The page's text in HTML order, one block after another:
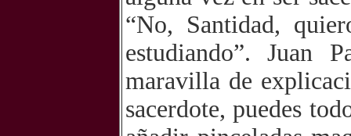
“No, Santidad,
estudiando”. Juan
maravilla de
sacerdote, puedes